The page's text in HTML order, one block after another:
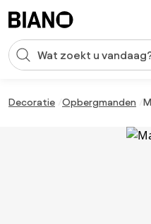
Zoekopdracht invoeren
Decoratie Opbergmanden